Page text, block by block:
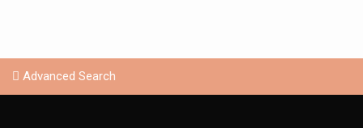
Advanced Search